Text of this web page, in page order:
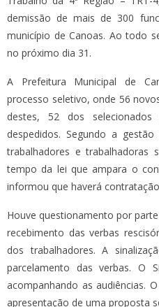
demissão de mais de 300
município de Canoas. Ao todo
no próximo dia 31.
A Prefeitura Municipal de
processo seletivo, onde 56
destes, 52 dos
despedidos. Segundo a
trabalhadores e
tempo da lei que ampara o
informou que haverá
Houve questionamento por
recebimento das verbas
dos trabalhadores. A
parcelamento das verbas. O
acompanhando as audiências.
apresentação de uma proposta